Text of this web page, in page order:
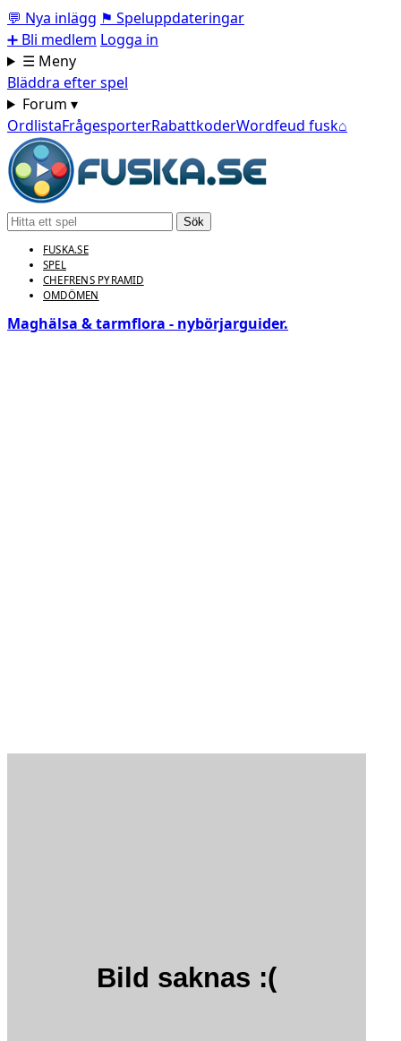
💬 Nya inlägg ⚑ Speluppdateringar
➕ Bli medlem Logga in
☰ Meny
Bläddra efter spel
Forum ▾
OrdlistaFrågesporterRabattkoderWordfeud fusk⌂
Sök
FUSKA.SE
SPEL
CHEFRENS PYRAMID
OMDÖMEN
Maghälsa & tarmflora - nybörjarguider.